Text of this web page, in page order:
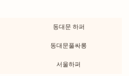
동대문 하퍼
동대문풀싸롱
서울하퍼